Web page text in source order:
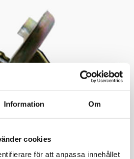
Information Om
cookies
för att anpassa innehållet